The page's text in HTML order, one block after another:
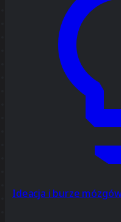
Ideacja i burze